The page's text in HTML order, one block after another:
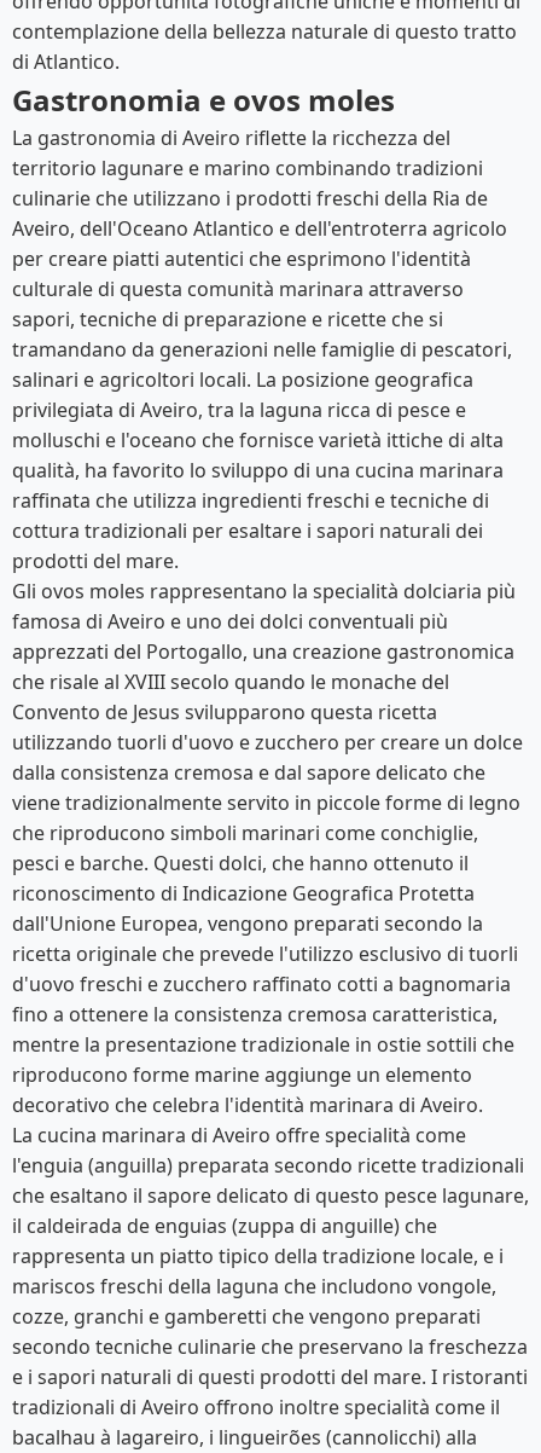
contemplazione della bellezza naturale di questo tratto
di Atlantico.
Gastronomia e ovos moles
La gastronomia di Aveiro riflette la ricchezza del
territorio lagunare e marino combinando tradizioni
culinarie che utilizzano i prodotti freschi della Ria de
Aveiro, dell'Oceano Atlantico e dell'entroterra agricolo
per creare piatti autentici che esprimono l'identità
culturale di questa comunità marinara attraverso
sapori, tecniche di preparazione e ricette che si
tramandano da generazioni nelle famiglie di pescatori,
salinari e agricoltori locali. La posizione geografica
privilegiata di Aveiro, tra la laguna ricca di pesce e
molluschi e l'oceano che fornisce varietà ittiche di alta
qualità, ha favorito lo sviluppo di una cucina marinara
raffinata che utilizza ingredienti freschi e tecniche di
cottura tradizionali per esaltare i sapori naturali dei
prodotti del mare.
Gli ovos moles rappresentano la specialità dolciaria più
famosa di Aveiro e uno dei dolci conventuali più
apprezzati del Portogallo, una creazione gastronomica
che risale al XVIII secolo quando le monache del
Convento de Jesus svilupparono questa ricetta
utilizzando tuorli d'uovo e zucchero per creare un dolce
dalla consistenza cremosa e dal sapore delicato che
viene tradizionalmente servito in piccole forme di legno
che riproducono simboli marinari come conchiglie,
pesci e barche. Questi dolci, che hanno ottenuto il
riconoscimento di Indicazione Geografica Protetta
dall'Unione Europea, vengono preparati secondo la
ricetta originale che prevede l'utilizzo esclusivo di tuorli
d'uovo freschi e zucchero raffinato cotti a bagnomaria
fino a ottenere la consistenza cremosa caratteristica,
mentre la presentazione tradizionale in ostie sottili che
riproducono forme marine aggiunge un elemento
decorativo che celebra l'identità marinara di Aveiro.
La cucina marinara di Aveiro offre specialità come
l'enguia (anguilla) preparata secondo ricette tradizionali
che esaltano il sapore delicato di questo pesce lagunare,
il caldeirada de enguias (zuppa di anguille) che
rappresenta un piatto tipico della tradizione locale, e i
mariscos freschi della laguna che includono vongole,
cozze, granchi e gamberetti che vengono preparati
secondo tecniche culinarie che preservano la freschezza
e i sapori naturali di questi prodotti del mare. I ristoranti
tradizionali di Aveiro offrono inoltre specialità come il
bacalhau à lagareiro, i lingueirões (cannolicchi) alla